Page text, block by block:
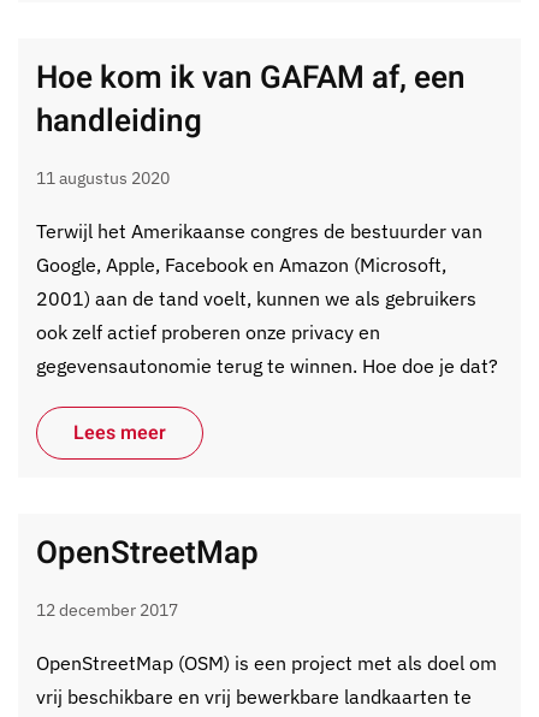
Hoe kom ik van GAFAM af, een
handleiding
11 augustus 2020
Terwijl het Amerikaanse congres de bestuurder van
Google, Apple, Facebook en Amazon (Microsoft,
2001) aan de tand voelt, kunnen we als gebruikers
ook zelf actief proberen onze privacy en
gegevensautonomie terug te winnen. Hoe doe je dat?
Lees meer
OpenStreetMap
12 december 2017
OpenStreetMap (OSM) is een project met als doel om
vrij beschikbare en vrij bewerkbare landkaarten te